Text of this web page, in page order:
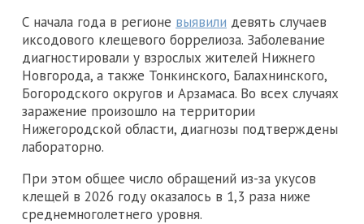
С начала года в регионе выявили девять случаев
иксодового клещевого боррелиоза. Заболевание
диагностировали у взрослых жителей Нижнего
Новгорода, а также Тонкинского, Балахнинского,
Богородского округов и Арзамаса. Во всех случаях
заражение произошло на территории
Нижегородской области, диагнозы подтверждены
лабораторно.
При этом общее число обращений из-за укусов
клещей в 2026 году оказалось в 1,3 раза ниже
среднемноголетнего уровня.